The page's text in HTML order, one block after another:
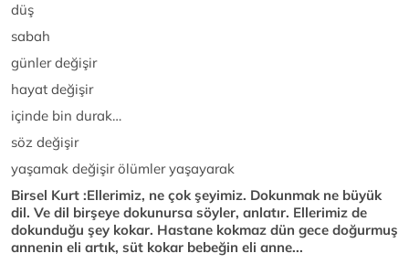
düş
sabah
günler değişir
hayat değişir
içinde bin durak…
söz değişir
yaşamak değişir ölümler yaşayarak
Birsel Kurt :Ellerimiz, ne çok şeyimiz. Dokunmak ne büyük
dil. Ve dil birşeye dokunursa söyler, anlatır. Ellerimiz de
dokunduğu şey kokar. Hastane kokmaz dün gece doğurmuş
annenin eli artık, süt kokar bebeğin eli anne...